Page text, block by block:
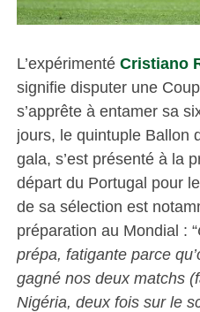
L’expérimenté Cristiano
signifie disputer une
s’apprête à entamer sa
jours, le quintuple Ballon
gala, s’est présenté à la
départ du Portugal pour
de sa sélection est
préparation au Mondial : “
prépa, fatigante parce
gagné nos deux matchs
Nigéria, deux fois sur le